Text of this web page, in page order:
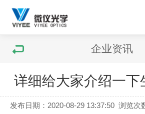
企业资讯
详细给大家介绍一下
发布日期：2020-08-29 13:37:50 浏览次